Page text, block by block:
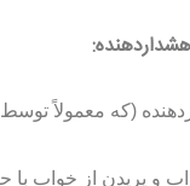
(که معمولاً
و پریدن از خواب با